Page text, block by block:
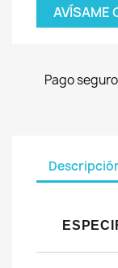
AVÍSAME
Pago seguro